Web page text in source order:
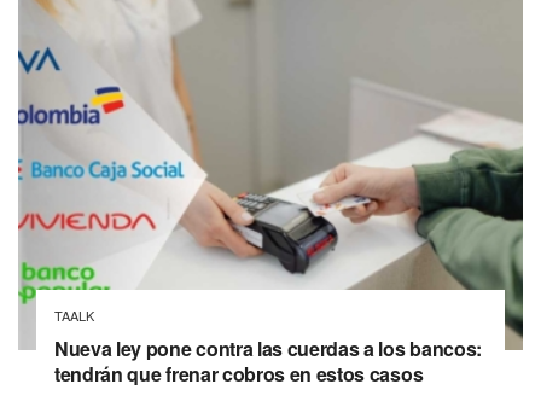
TAALK
Nueva ley pone contra las cuerdas a los bancos:
tendrán que frenar cobros en estos casos